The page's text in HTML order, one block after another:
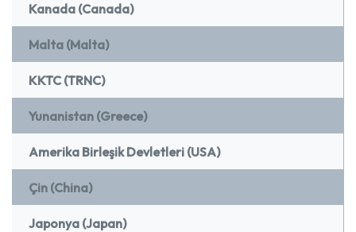
Kanada (Canada)
Malta (Malta)
KKTC (TRNC)
Yunanistan (Greece)
Amerika Birleşik Devletleri (USA)
Çin (China)
Japonya (Japan)